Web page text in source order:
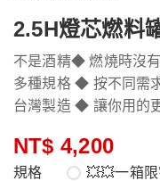
2.5H燈芯燃料
不是酒精◆ 燃燒時沒
多種規格 ◆ 按不同需
台灣製造 ◆ 讓你用的
NT$ 4,200
規格 💥💥一箱